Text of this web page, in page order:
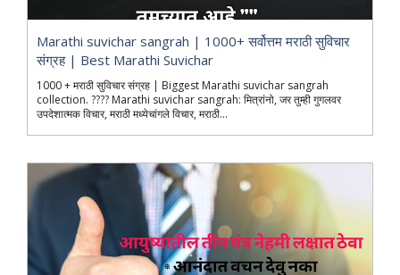
Marathi suvichar sangrah | 1000+ सर्वोत्तम मराठी सुविचार
संग्रह | Best Marathi Suvichar
1000 + मराठी सुविचार संग्रह | Biggest Marathi suvichar sangrah
collection. ???? Marathi suvichar sangrah: मित्रांनो, जर तुम्ही गुगलवर
उपदेशात्मक विचार, मराठी मध्येचांगले विचार, मराठी...